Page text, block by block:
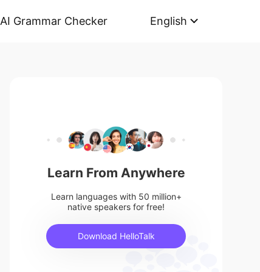
AI Grammar Checker English
Learn From Anywhere
Learn languages with 50 million+
native speakers for free!
Download HelloTalk